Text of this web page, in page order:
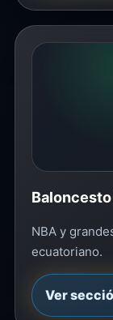
NBA y
ecuatoriano.
Ver